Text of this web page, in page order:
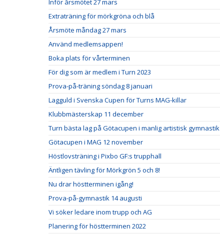
Inför årsmötet 27 mars
Extraträning för mörkgröna och blå
Årsmöte måndag 27 mars
Använd medlemsappen!
Boka plats för vårterminen
För dig som är medlem i Turn 2023
Prova-på-träning söndag 8 januari
Lagguld i Svenska Cupen för Turns MAG-killar
Klubbmästerskap 11 december
Turn bästa lag på Götacupen i manlig artistisk gymnastik
Götacupen i MAG 12 november
Höstlovsträning i Pixbo GF:s trupphall
Äntligen tävling för Mörkgrön 5 och 8!
Nu drar höstterminen igång!
Prova-på-gymnastik 14 augusti
Vi söker ledare inom trupp och AG
Planering för höstterminen 2022